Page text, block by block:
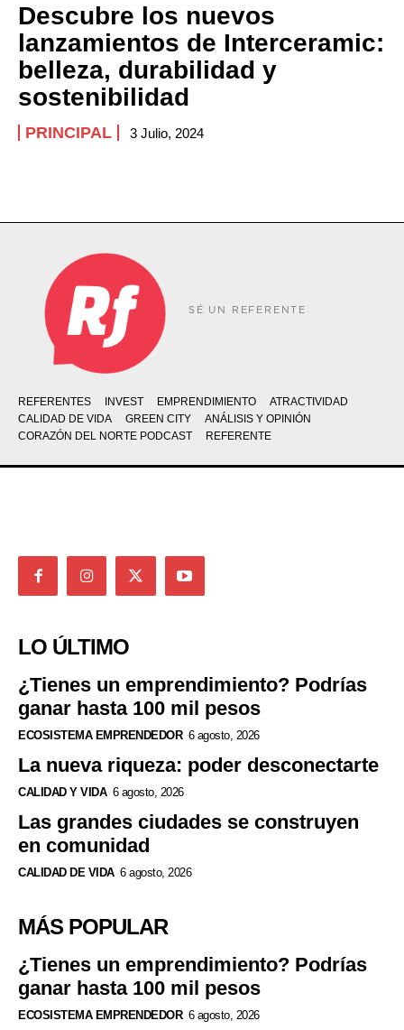
Descubre los nuevos
lanzamientos de Interceramic:
belleza, durabilidad y
sostenibilidad
PRINCIPAL 3 Julio, 2024
SÉ UN REFERENTE
REFERENTES INVEST EMPRENDIMIENTO
ATRACTIVIDAD
CALIDAD DE VIDA
GREEN CITY
ANÁLISIS Y OPINIÓN
CORAZÓN DEL NORTE PODCAST
REFERENTE
LO ÚLTIMO
¿Tienes un emprendimiento? Podrías
ganar hasta 100 mil pesos
ECOSISTEMA EMPRENDEDOR 6 agosto, 2026
La nueva riqueza: poder desconectarte
CALIDAD Y VIDA 6 agosto, 2026
Las grandes ciudades se construyen
en comunidad
CALIDAD DE VIDA 6 agosto, 2026
MÁS POPULAR
¿Tienes un emprendimiento? Podrías
ganar hasta 100 mil pesos
ECOSISTEMA EMPRENDEDOR 6 agosto, 2026